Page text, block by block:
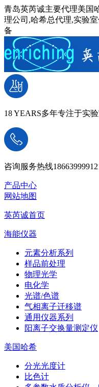
青岛英芮诚主要代理美国
理公司,哈希总代理,实验
备
18 YEARS多年专注于实
咨询服务热线18663999912
产品中心
网站地图
英芮诚首页
海能仪器
元素分析系列
样品前处理
物理光学
电化学
光谱/色谱
气相离子迁移谱
通用仪器系列
阳离子交换量测定仪
美国哈希
分光光度计
比色计